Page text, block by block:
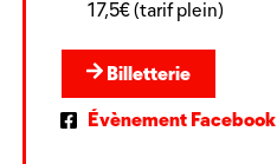
17,5€ (tarif plein)
Billetterie
Évènement Facebook